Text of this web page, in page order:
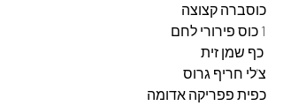
כוסברה קצוצה
1 כוס פירורי לחם
צ'לי חריף גרוס
כפית פפריקה אדומה